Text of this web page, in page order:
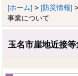
[ホーム] > [防災情報] >
事業について
玉名市崖地近接